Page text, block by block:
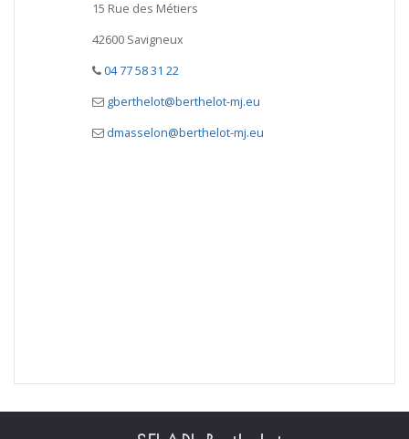
15 Rue des Métiers
42600 Savigneux
04 77 58 31 22
gberthelot@berthelot-mj.eu
dmasselon@berthelot-mj.eu